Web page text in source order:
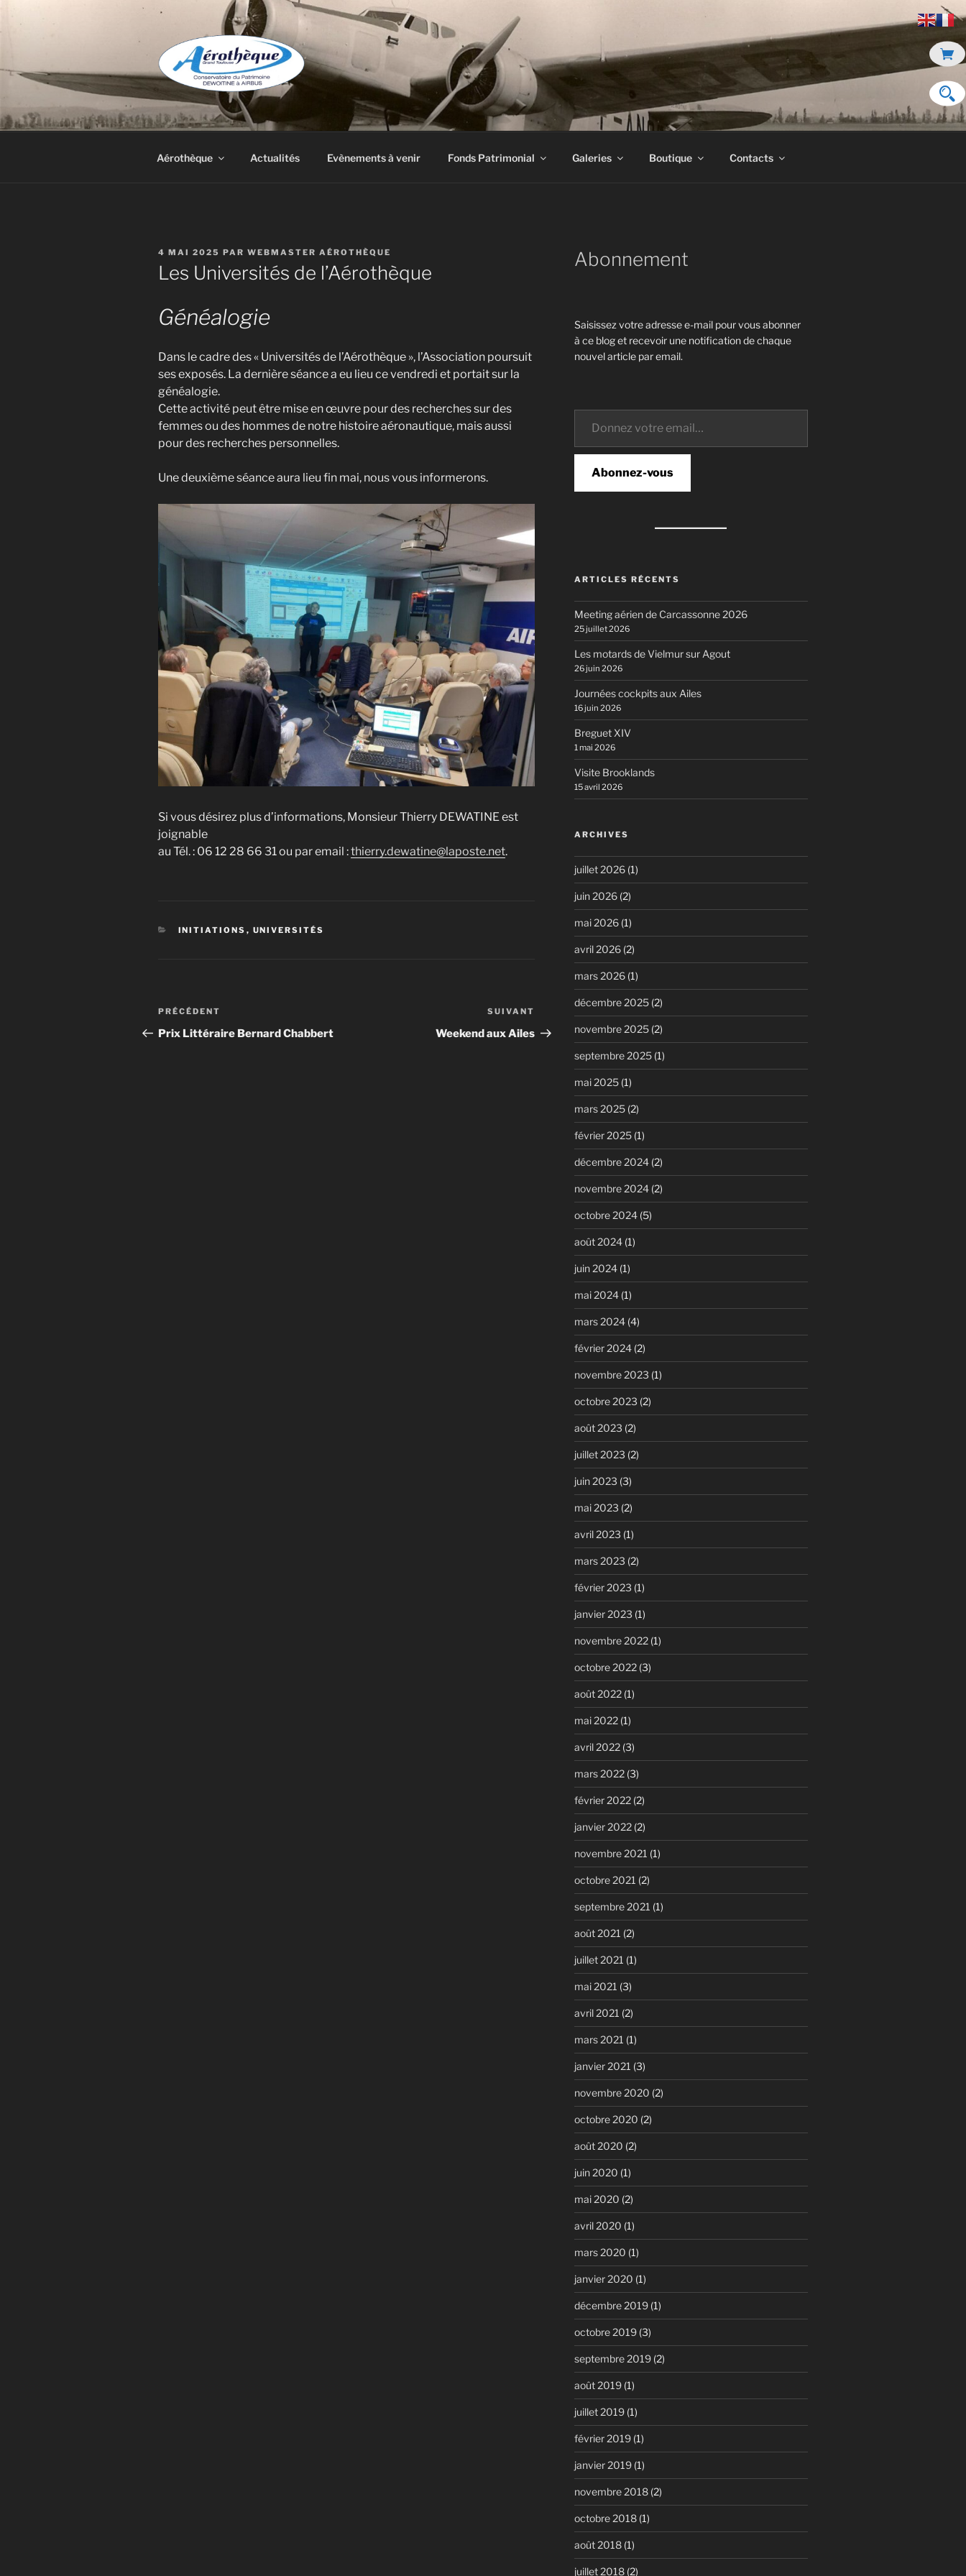
DE DEWOITINE À AIRBUS
Aérothèque Actualités Evènements à venir Fonds Patrimonial Galeries Boutique Contacts
PUBLIÉ
LE
4 MAI 2025 PAR WEBMASTER AÉROTHÈQUE
Les Universités de l’Aérothèque
Généalogie
Dans le cadre des « Universités de l’Aérothèque », l’Association poursuit
ses exposés. La dernière séance a eu lieu ce vendredi et portait sur la
généalogie.
Cette activité peut être mise en œuvre pour des recherches sur des
femmes ou des hommes de notre histoire aéronautique, mais aussi
pour des recherches personnelles.
Une deuxième séance aura lieu fin mai, nous vous informerons.
Si vous désirez plus d’informations, Monsieur Thierry DEWATINE est
joignable
au Tél. : 06 12 28 66 31 ou par email :thierry.dewatine@laposte.net.
CATÉGORIES
INITIATIONS , UNIVERSITÉS
Navigation
de
Article
précédent
PRÉCÉDENT
Prix Littéraire Bernard Chabbert
suivant
SUIVANT
Weekend aux Ailes
Abonnement
Saisissez votre adresse e-mail pour vous abonner
à ce blog et recevoir une notification de chaque
nouvel article par email.
Donnez votre email…
Abonnez-vous
ARTICLES RÉCENTS
Meeting aérien de Carcassonne 2026
25 juillet 2026
Les motards de Vielmur sur Agout
26 juin 2026
Journées cockpits aux Ailes
16 juin 2026
Breguet XIV
1 mai 2026
Visite Brooklands
15 avril 2026
ARCHIVES
juillet 2026(1)
juin 2026(2)
mai 2026(1)
avril 2026(2)
mars 2026(1)
décembre 2025(2)
novembre 2025(2)
septembre 2025(1)
mai 2025(1)
mars 2025(2)
février 2025(1)
décembre 2024(2)
novembre 2024(2)
octobre 2024(5)
août 2024(1)
juin 2024(1)
mai 2024(1)
mars 2024(4)
février 2024(2)
novembre 2023 (1)
octobre 2023 (2)
août 2023 (2)
juillet 2023 (2)
juin 2023 (3)
mai 2023 (2)
avril 2023 (1)
mars 2023 (2)
février 2023 (1)
janvier 2023 (1)
novembre 2022(1)
octobre 2022(3)
août 2022(1)
mai 2022(1)
avril 2022(3)
mars 2022(3)
février 2022(2)
janvier 2022(2)
novembre 2021 (1)
octobre 2021 (2)
septembre 2021 (1)
août 2021 (2)
juillet 2021 (1)
mai 2021 (3)
avril 2021 (2)
mars 2021 (1)
janvier 2021 (3)
novembre 2020 (2)
octobre 2020 (2)
août 2020 (2)
juin 2020 (1)
mai 2020 (2)
avril 2020 (1)
mars 2020 (1)
janvier 2020 (1)
décembre 2019(1)
octobre 2019(3)
septembre 2019(2)
août 2019(1)
juillet 2019(1)
février 2019(1)
janvier 2019(1)
novembre 2018(2)
octobre 2018(1)
août 2018(1)
juillet 2018(2)